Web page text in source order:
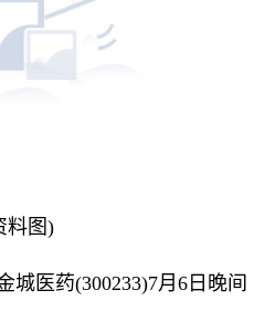
料图)
城医药(300233)7月6日晚间